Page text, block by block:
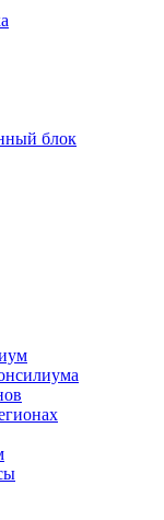
блок